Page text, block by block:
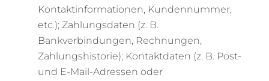
Kontaktinformationen, Kundennummer,
etc.); Zahlungsdaten (z. B.
Bankverbindungen, Rechnungen,
Zahlungshistorie); Kontaktdaten (z. B. Post-
und E-Mail-Adressen oder